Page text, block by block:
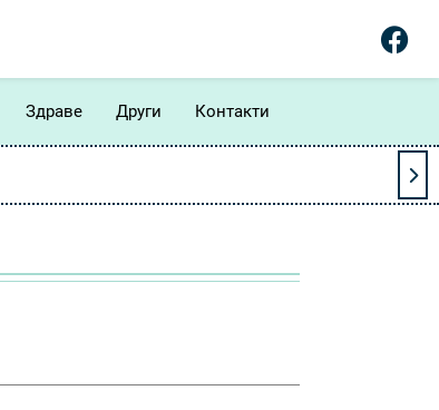
Здраве Други Контакти